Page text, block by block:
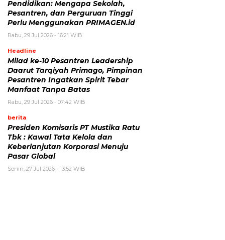
Pendidikan: Mengapa Sekolah,
Pesantren, dan Perguruan Tinggi
Perlu Menggunakan PRIMAGEN.id
Rabu, 29 Jul 2026 - 16:21 WIB
Headline
Milad ke-10 Pesantren Leadership
Daarut Tarqiyah Primago, Pimpinan
Pesantren Ingatkan Spirit Tebar
Manfaat Tanpa Batas
Rabu, 29 Jul 2026 - 07:42 WIB
berita
Presiden Komisaris PT Mustika Ratu
Tbk : Kawal Tata Kelola dan
Keberlanjutan Korporasi Menuju
Pasar Global
Senin, 27 Jul 2026 - 13:52 WIB